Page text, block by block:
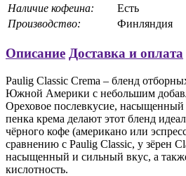
Наличие кофеина:
Есть
Производство:
Финляндия
Описание Доставка и оплата
Paulig Classic Crema – бленд
Южной Америки с небольшим
Ореховое послевкусие, насыщенный
пенка крема делают этот бленд
чёрного кофе (американо или
сравнению с Paulig Classic, у зёрен
насыщенный и сильный вкус, а
кислотность.